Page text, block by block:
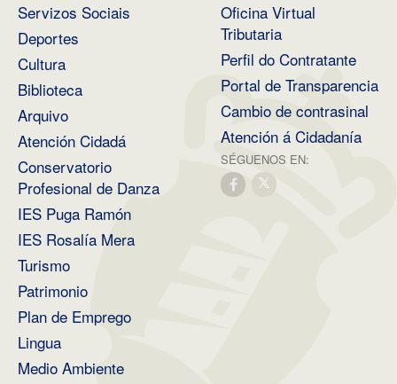
Servizos Sociais
Deportes
Cultura
Biblioteca
Arquivo
Atención Cidadá
Conservatorio
Profesional de Danza
IES Puga Ramón
IES Rosalía Mera
Turismo
Patrimonio
Plan de Emprego
Lingua
Medio Ambiente
Oficina Virtual
Tributaria
Perfil do Contratante
Portal de Transparencia
Cambio de contrasinal
Atención á Cidadanía
SÉGUENOS EN: